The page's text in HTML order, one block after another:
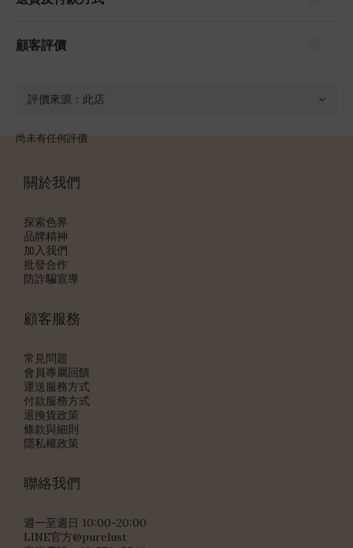
顧客評價
尚未有任何評價
關於我們
探索色界
品牌精神
加入我們
批發合作
防詐騙宣導
顧客服務
常見問題
會員專屬回饋
運送服務方式
付款服務方式
退換貨政策
條款與細則
隱私權政策
聯絡我們
週一至週日 10:00-20:00
LINE官方@purelust